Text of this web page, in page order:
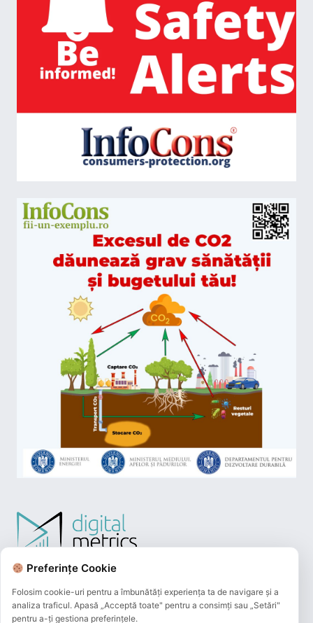
Preferințe Cookie
Folosim cookie-uri pentru a îmbunătăți experiența ta de navigare și a
analiza traficul. Apasă „Acceptă toate" pentru a consimți sau „Setări"
pentru a-ți gestiona preferințele.